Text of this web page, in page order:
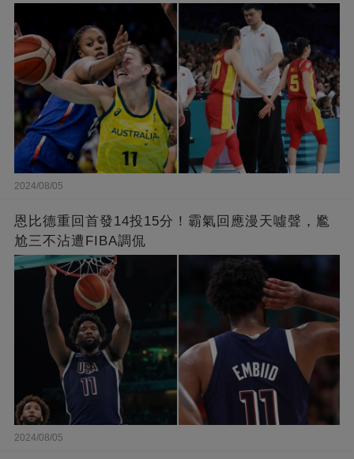
2024/08/05
恩比德重回首發14投15分！霸氣回應漫天噓聲，尷
尬三不沾遭FIBA調侃
2024/08/05